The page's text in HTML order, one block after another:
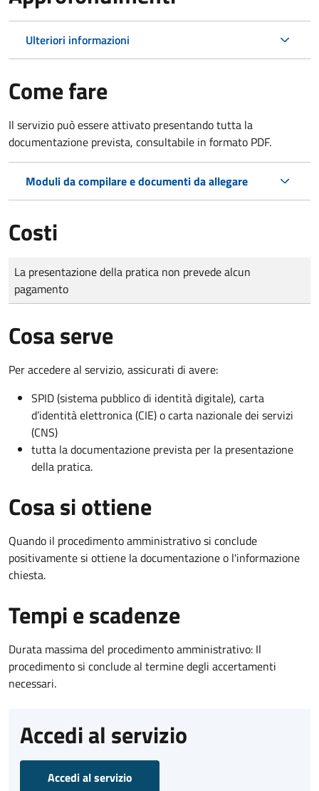
Ulteriori informazioni
Come fare
Il servizio può essere attivato presentando tutta la
documentazione prevista, consultabile in formato PDF.
Moduli da compilare e documenti da allegare
Costi
Tipo di pagamento
Importo
La presentazione della pratica non prevede alcun
pagamento
Cosa serve
Per accedere al servizio, assicurati di avere:
SPID (sistema pubblico di identità digitale), carta
d’identità elettronica (CIE) o carta nazionale dei servizi
(CNS)
tutta la documentazione prevista per la presentazione
della pratica.
Cosa si ottiene
Quando il procedimento amministrativo si conclude
positivamente si ottiene la documentazione o l'informazione
chiesta.
Tempi e scadenze
Durata massima del procedimento amministrativo: Il
procedimento si conclude al termine degli accertamenti
necessari.
Accedi al servizio
Accedi al servizio